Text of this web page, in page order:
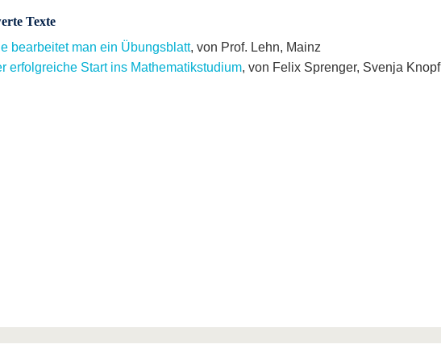
Texte
bearbeitet man ein Übungsblatt, von Prof. Lehn, Mainz
erfolgreiche Start ins Mathematikstudium, von Felix Sprenger, Svenja Knopf